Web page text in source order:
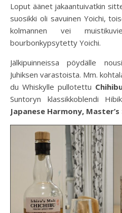
Loput äänet jakaantuivatkin
suosikki oli savuinen Yoichi,
kolmannen vei
bourbonkypsytetty Yoichi.
Jälkipuinneissa pöydälle
Juhiksen varastoista. Mm.
du Whiskylle pullotettu
Suntoryn klassikkoblendi
Japanese Harmony,